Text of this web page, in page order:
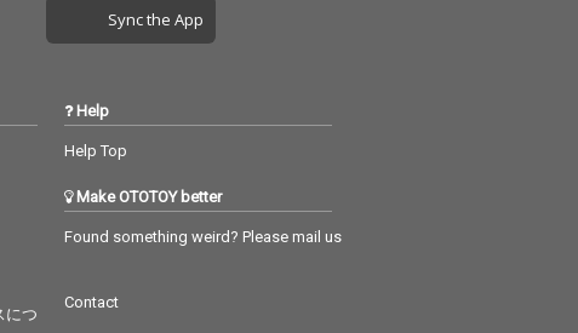
、ソウル、ヴィンテ
す。テレビや映画で
したスタンダード
ンバーが多く、時代
ィは、世代を超えて
され続ける魅力に満
ています。“時代を超
ベストヒットコン
Sync the App
につ
Help
Help Top
Make OTOTOY better
Found something weird? Please mail us
Contact